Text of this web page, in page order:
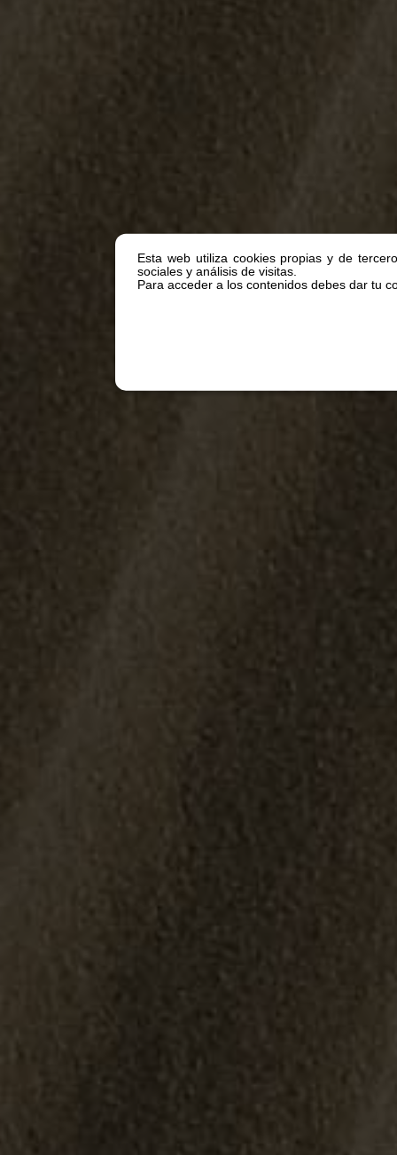
Esta web utiliza cookies propias y de
sociales y análisis de visitas.
Para acceder a los contenidos debes dar tu